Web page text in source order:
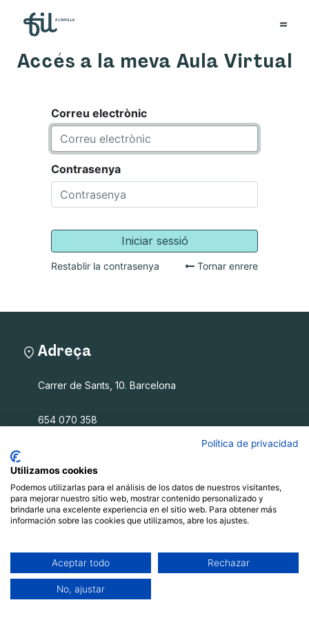
Accés a la meva Aula Virtual
Correu electrònic
Contrasenya
Iniciar sessió
Restablir la contrasenya Tornar enrere
Adreça
Carrer de Sants, 10. Barcelona
654 070 358
Fil a l'agulla SCCL
Què oferim
Blog
Recursos
Contacte
Política de privacidad
Utilizamos cookies
Podemos utilizarlas para el análisis de los datos de nuestros visitantes,
para mejorar nuestro sitio web, mostrar contenido personalizado y
brindarle una excelente experiencia en el sitio web. Para obtener más
información sobre las cookies que utilizamos, abre los ajustes.
Aceptar todo Rechazar
No, ajustar